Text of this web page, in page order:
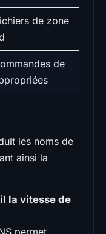
de zone
de
les noms de
ainsi la
la vitesse de
permet